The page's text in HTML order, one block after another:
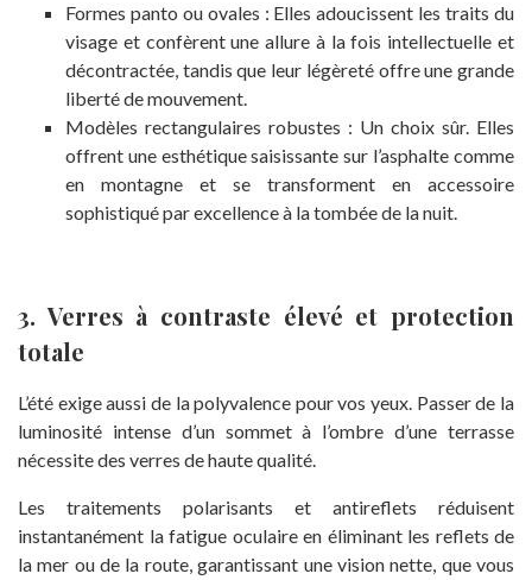
Formes panto ou ovales : Elles adoucissent les traits du
visage et confèrent une allure à la fois intellectuelle et
décontractée, tandis que leur légèreté offre une grande
liberté de mouvement.
Modèles rectangulaires robustes : Un choix sûr. Elles
offrent une esthétique saisissante sur l’asphalte comme
en montagne et se transforment en accessoire
sophistiqué par excellence à la tombée de la nuit.
3. Verres à contraste élevé et protection
totale
L’été exige aussi de la polyvalence pour vos yeux. Passer de la
luminosité intense d’un sommet à l’ombre d’une terrasse
nécessite des verres de haute qualité.
Les traitements polarisants et antireflets réduisent
instantanément la fatigue oculaire en éliminant les reflets de
la mer ou de la route, garantissant une vision nette, que vous